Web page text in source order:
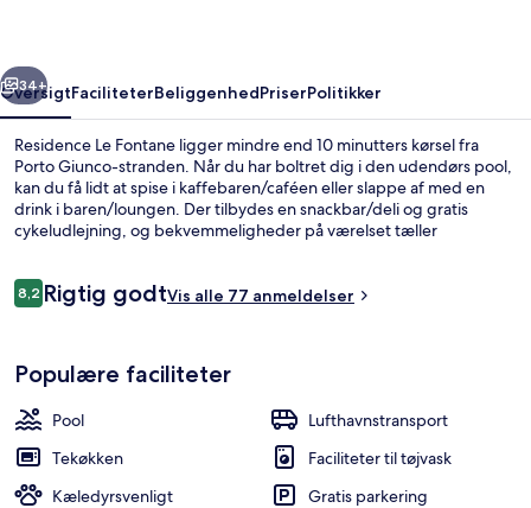
Næste
34+
OversigtFaciliteterBeliggenhedPriserPolitikker
Residence Le Fontane ligger mindre end 10 minutters kørsel fra
Porto Giunco-stranden. Når du har boltret dig i den udendørs pool,
kan du få lidt at spise i kaffebaren/caféen eller slappe af med en
drink i baren/loungen. Der tilbydes en snackbar/deli og gratis
cykeludlejning, og bekvemmeligheder på værelset tæller
Anmeldelser
8,28,2 ud af 10.
Rigtig godtVis alle 77 anmeldelser
Populære faciliteter
Pool
Lufthavnstransport
Tekøkken
Faciliteter til tøjvask
Kæledyrsvenligt
Gratis parkering